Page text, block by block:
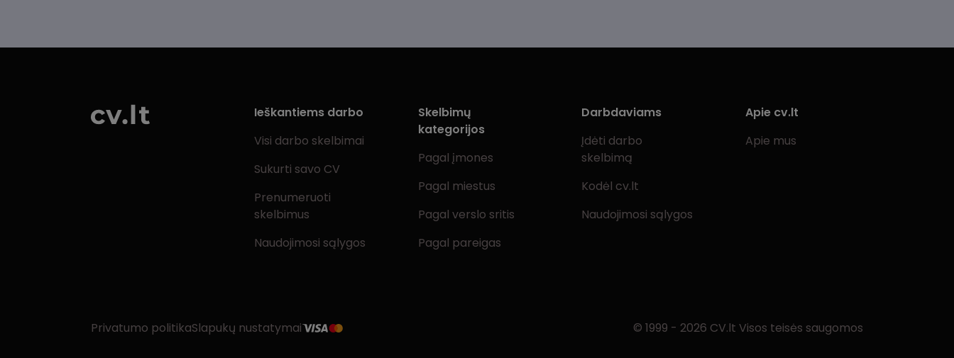
Ieškantiems darbo
Visi darbo skelbimai
Sukurti savo CV
Prenumeruoti
skelbimus
Naudojimosi sąlygos
Skelbimų
kategorijos
Pagal įmones
Pagal miestus
Pagal verslo sritis
Pagal pareigas
Darbdaviams
Įdėti darbo
skelbimą
Kodėl cv.lt
Naudojimosi sąlygos
Apie cv.lt
Apie mus
Privatumo politikaSlapukų nustatymai © 1999 - 2026 CV.lt Visos teisės saugomos